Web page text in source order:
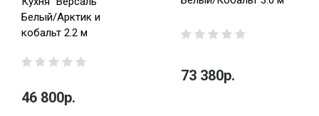
Белый/Арктик и
кобальт 2.2 м
46 800р.
73 380р.